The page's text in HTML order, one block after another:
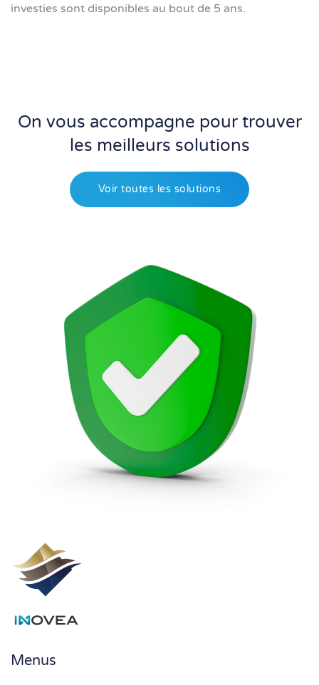
investies sont disponibles au bout de 5 ans.
On vous accompagne pour trouver
les meilleurs solutions
Voir toutes les solutions
Menus